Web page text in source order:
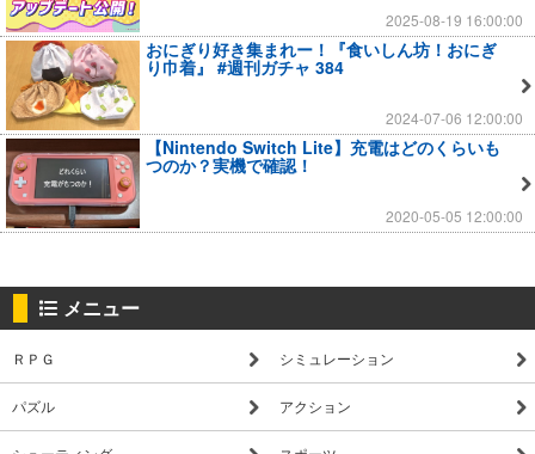
2025-08-19 16:00:00
おにぎり好き集まれー！『食いしん坊！おにぎ
り巾着』 #週刊ガチャ 384
2024-07-06 12:00:00
【Nintendo Switch Lite】充電はどのくらいも
つのか？実機で確認！
2020-05-05 12:00:00
メニュー
ＲＰＧ シミュレーション
パズル アクション